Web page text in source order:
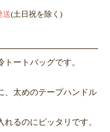
送(土日祝を除く)
ートバッグです。
、太めのテープハンドル
るのにピッタリです。